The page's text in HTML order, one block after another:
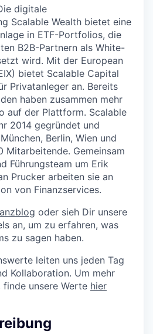
digitale
Scalable Wealth bietet eine
in ETF-Portfolios, die
B2B-Partnern als White-
wird. Mit der European
bietet Scalable Capital
Privatanleger an. Bereits
haben zusammen mehr
auf der Plattform. Scalable
2014 gegründet und
Berlin, Wien und
Mitarbeitende. Gemeinsam
Führungsteam um Erik
Prucker arbeiten sie an
von Finanzservices.
oder sieh Dir unsere
an, um zu erfahren, was
zu sagen haben.
leiten uns jeden Tag
Kollaboration. Um mehr
unsere Werte hier